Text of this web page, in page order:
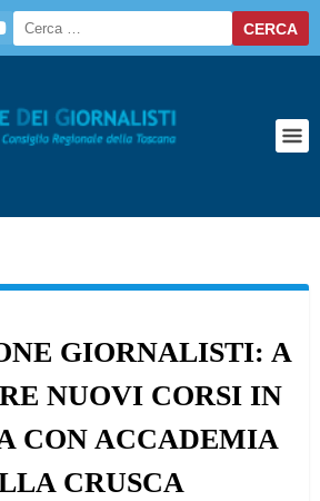
GIORNALISTI: A
NUOVI CORSI IN
CON ACCADEMIA
CRUSCA